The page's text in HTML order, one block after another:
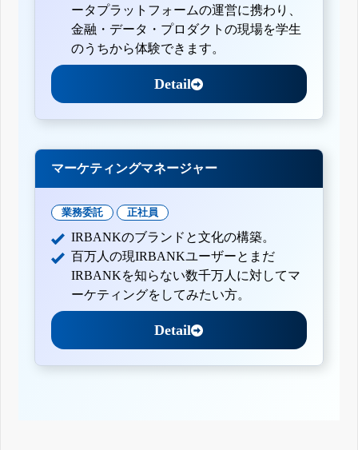
ータプラットフォームの運営に携わり、
金融・データ・プロダクトの現場を学生
のうちから体験できます。
Detail
マーケティングマネージャー
業務委託 正社員
IRBANKのブランドと文化の構築。
百万人の現IRBANKユーザーとまだ
IRBANKを知らない数千万人に対してマ
ーケティングをしてみたい方。
Detail